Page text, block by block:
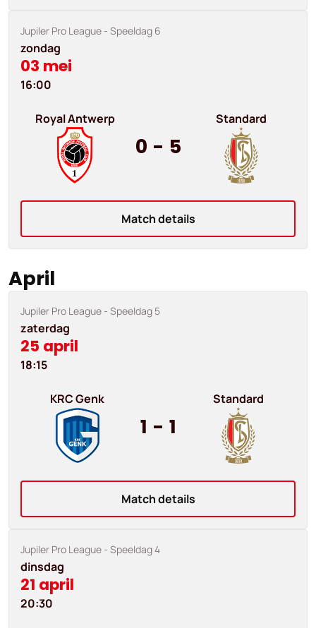
Jupiler Pro League - Speeldag 6
zondag
03 mei
16:00
Royal Antwerp
0 - 5
Standard
Match details
April
Jupiler Pro League - Speeldag 5
zaterdag
25 april
18:15
KRC Genk
1 - 1
Standard
Match details
Jupiler Pro League - Speeldag 4
dinsdag
21 april
20:30